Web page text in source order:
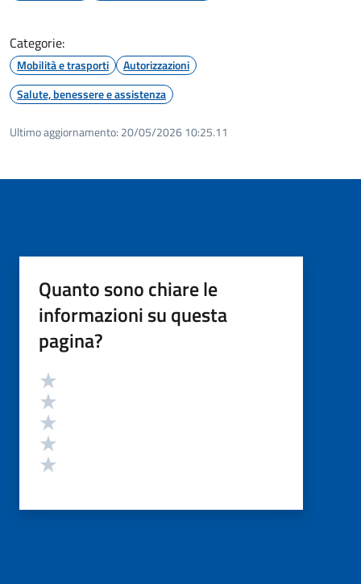
Categorie:
Mobilità e trasporti
Autorizzazioni
Salute, benessere e assistenza
Ultimo aggiornamento: 20/05/2026 10:25.11
Quanto sono chiare le
informazioni su questa
pagina?
Valutazione